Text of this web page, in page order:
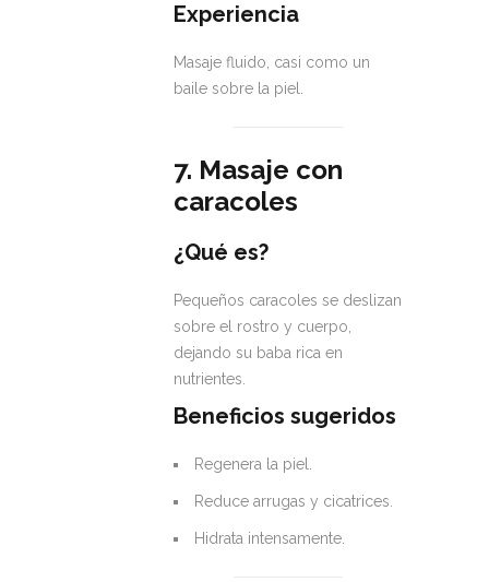
Experiencia
Masaje fluido, casi como un
baile sobre la piel.
7. Masaje con
caracoles
¿Qué es?
Pequeños caracoles se deslizan
sobre el rostro y cuerpo,
dejando su baba rica en
nutrientes.
Beneficios sugeridos
Regenera la piel.
Reduce arrugas y cicatrices.
Hidrata intensamente.